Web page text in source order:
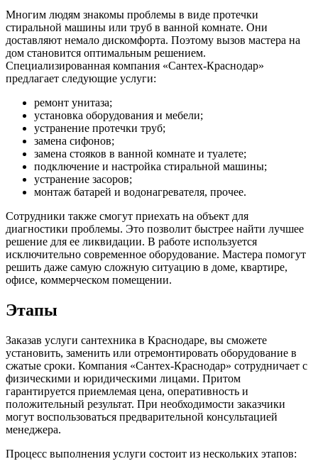
Многим людям знакомы проблемы в виде протечки
стиральной машины или труб в ванной комнате. Они
доставляют немало дискомфорта. Поэтому вызов мастера на
дом становится оптимальным решением.
Специализированная компания «Сантех-Краснодар»
предлагает следующие услуги:
ремонт унитаза;
установка оборудования и мебели;
устранение протечки труб;
замена сифонов;
замена стояков в ванной комнате и туалете;
подключение и настройка стиральной машины;
устранение засоров;
монтаж батарей и водонагревателя, прочее.
Сотрудники также смогут приехать на объект для
диагностики проблемы. Это позволит быстрее найти лучшее
решение для ее ликвидации. В работе используется
исключительно современное оборудование. Мастера помогут
решить даже самую сложную ситуацию в доме, квартире,
офисе, коммерческом помещении.
Этапы
Заказав услуги сантехника в Краснодаре, вы сможете
установить, заменить или отремонтировать оборудование в
сжатые сроки. Компания «Сантех-Краснодар» сотрудничает с
физическими и юридическими лицами. Притом
гарантируется приемлемая цена, оперативность и
положительный результат. При необходимости заказчики
могут воспользоваться предварительной консультацией
менеджера.
Процесс выполнения услуги состоит из нескольких этапов: